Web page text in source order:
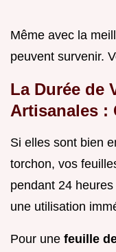
Même avec la
peuvent survenir.
La Durée de
Artisanales :
Si elles sont bien
torchon, vos
pendant 24
une utilisation
Pour une feuille